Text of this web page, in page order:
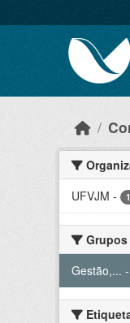
UFVJM - 1
Grupos
Gestão,... -